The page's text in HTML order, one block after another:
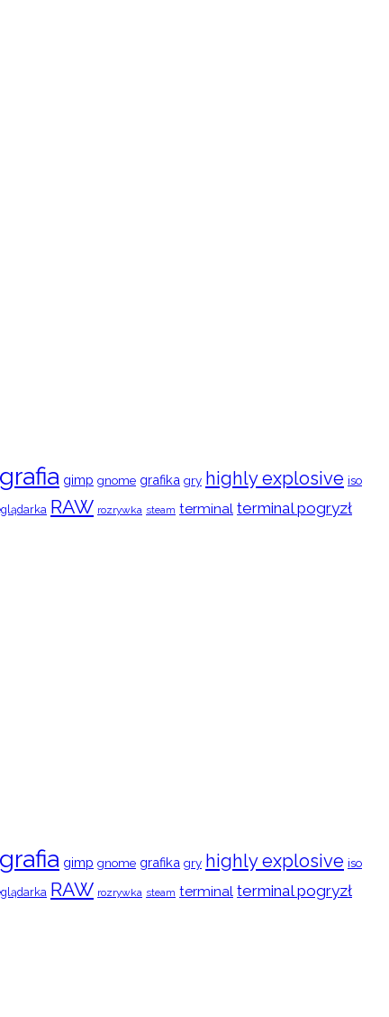
gimp gnome grafika gry highly explosive iso
RAW rozrywka steam terminal terminal pogryzł
gimp gnome grafika gry highly explosive iso
RAW rozrywka steam terminal terminal pogryzł